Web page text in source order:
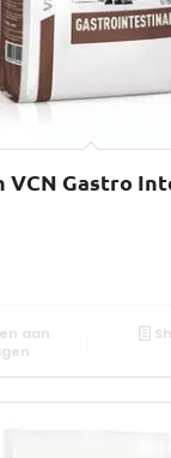
VCN Gastro
aan